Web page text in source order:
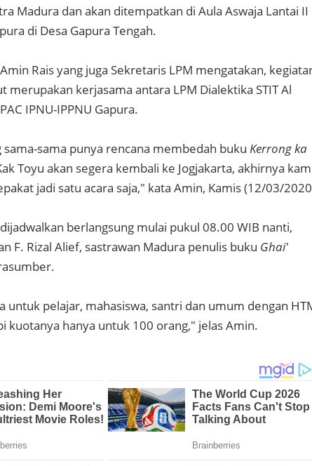
Madura dan akan ditempatkan di Aula Aswaja Lantai II
di Desa Gapura Tengah.
Rais yang juga Sekretaris LPM mengatakan,
merupakan kerjasama antara LPM Dialektika STIT Al
IPNU-IPPNU Gapura.
sama-sama punya rencana membedah buku Kerrong ka
Toyu akan segera kembali ke Jogjakarta, akhirnya
jadi satu acara saja," kata Amin, Kamis (12/03/
berlangsung mulai pukul 08.00 WIB nanti,
F. Rizal Alief, sastrawan Madura penulis buku Ghai'
untuk pelajar, mahasiswa, santri dan umum dengan
kuotanya hanya untuk 100 orang," jelas Amin.